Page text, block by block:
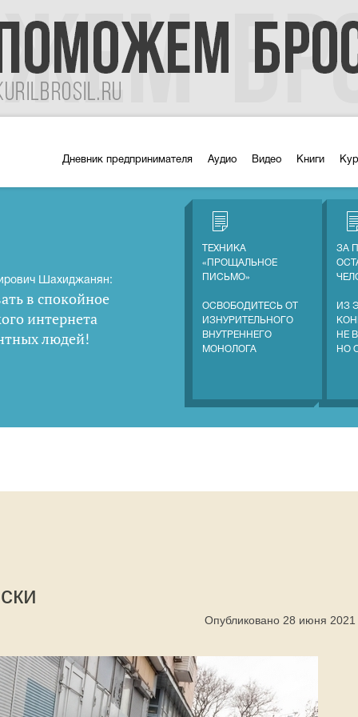
Дневник предпринимателя Аудио Видео Книги
Шахиджанян:
в спокойное
интернета
людей!
ТЕХНИКА
«ПРОЩАЛЬНОЕ
ПИСЬМО»
ОСВОБОДИТЕСЬ ОТ
ИЗНУРИТЕЛЬНОГО
ВНУТРЕННЕГО
МОНОЛОГА
ЗА
ИЗ
НЕ
НО
Опубликовано 28 июня 2021